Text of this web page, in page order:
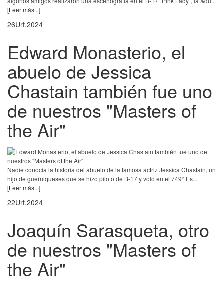
[Leer más...]
26Urt.2024
Edward Monasterio, el
abuelo de Jessica
Chastain también fue uno
de nuestros "Masters of
the Air"
Nadie conocía la historia del abuelo de la famosa actriz Jessica Chastain, un
hijo de guerniqueses que se hizo piloto de B-17 y voló en el 749° Es...
[Leer más...]
22Urt.2024
Joaquín Sarasqueta, otro
de nuestros "Masters of
the Air"